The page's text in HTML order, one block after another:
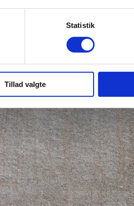
Statistik
Tillad valgte